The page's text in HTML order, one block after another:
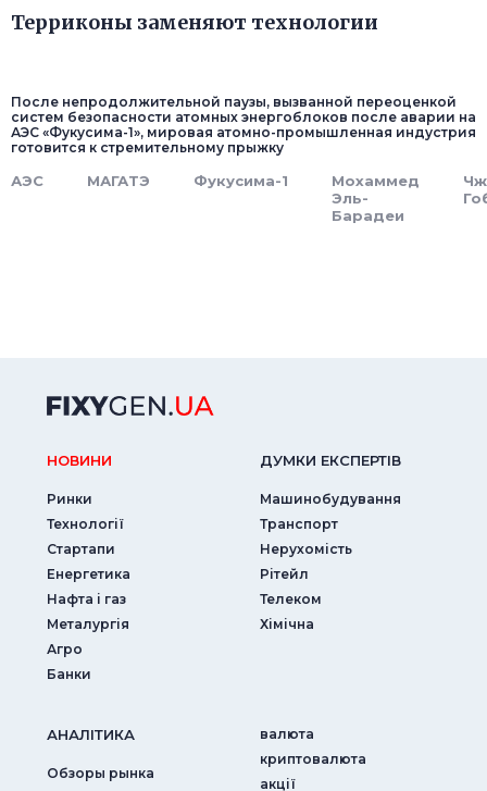
Терриконы заменяют технологии
После непродолжительной паузы, вызванной переоценкой
систем безопасности атомных энергоблоков после аварии на
АЭС «Фукусима-1», мировая атомно-промышленная индустрия
готовится к стремительному прыжку
АЭС МАГАТЭ Фукусима-1
Мохаммед
Эль-
Барадеи
НОВИНИ
Ринки
Технології
Стартапи
Енергетика
Нафта і газ
Металургія
Агро
Банки
ДУМКИ ЕКСПЕРТIВ
Машинобудування
Транспорт
Нерухомість
Рітейл
Телеком
Хімічна
АНАЛIТИКА
Обзоры рынка
валюта
криптовалюта
акції